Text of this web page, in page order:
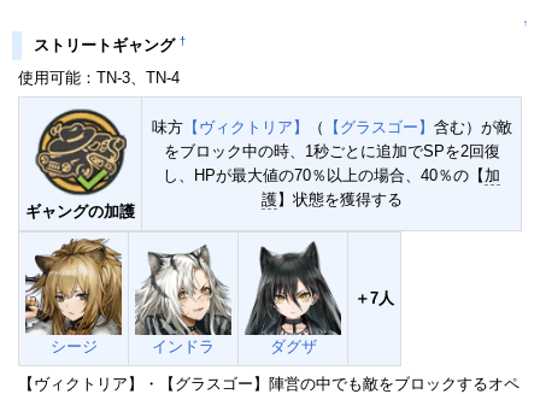
↑
ストリートギャング †
使用可能：TN-3、TN-4
ギャングの加護
味方【ヴィクトリア】 （ 【グラスゴー】 含む）が敵
をブロック中の時、1秒ごとに追加でSPを2回復
し、HPが最大値の70％以上の場合、40％の【 加
護】状態を獲得する
シージ インドラ ダグザ
＋7人
【ヴィクトリア】・【グラスゴー】陣営の中でも敵をブロックするオペ